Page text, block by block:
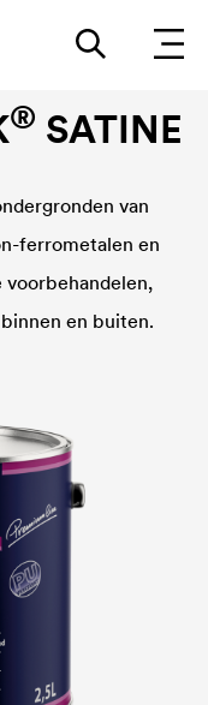
® SATINE
van
ferrometalen en
voorbehandelen,
en buiten.